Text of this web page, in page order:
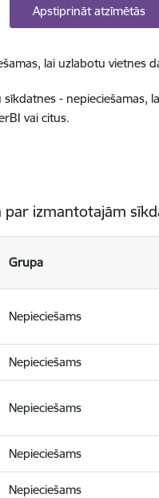
Apstiprināt atzīmētās
lai uzlabotu vietnes
- nepieciešamas,
vai citus.
izmantotajām
Grupa
Nepieciešams
Nepieciešams
Nepieciešams
Nepieciešams
Nepieciešams